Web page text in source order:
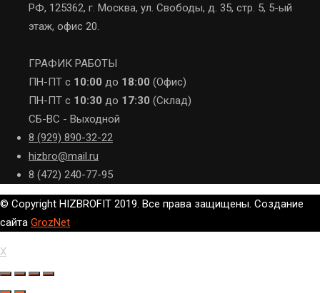
РФ, 125362, г. Москва, ул. Свободы, д. 35, стр. 5, 5-ый
этаж, офис 20.
ГРАФИК РАБОТЫ
ПН-ПТ с 10:00 до 18:00 (Офис)
ПН-ПТ с 10:30 до 17:30 (Склад)
СБ-ВС - Выходной
8 (929) 890-32-22
hizbro@mail.ru
8 (472) 240-77-95
© Copyright HIZBROFIT 2019. Все права защищены. Создание
сайта GrozNet
X